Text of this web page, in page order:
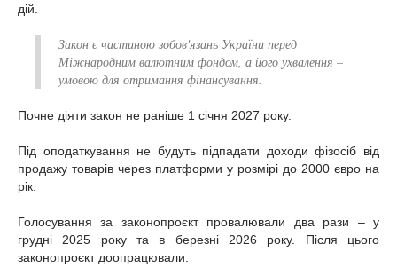
дій.
Закон є частиною зобов'язань України перед
Міжнародним валютним фондом, а його ухвалення –
умовою для отримання фінансування.
Почне діяти закон не раніше 1 січня 2027 року.
Під оподаткування не будуть підпадати доходи фізосіб від
продажу товарів через платформи у розмірі до 2000 євро на
рік.
Голосування за законопроєкт провалювали два рази – у
грудні 2025 року та в березні 2026 року. Після цього
законопроєкт доопрацювали.